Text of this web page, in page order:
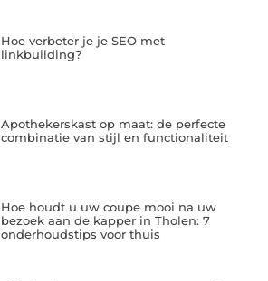
Hoe verbeter je je SEO met
linkbuilding?
Apothekerskast op maat: de perfecte
combinatie van stijl en functionaliteit
Hoe houdt u uw coupe mooi na uw
bezoek aan de kapper in Tholen: 7
onderhoudstips voor thuis